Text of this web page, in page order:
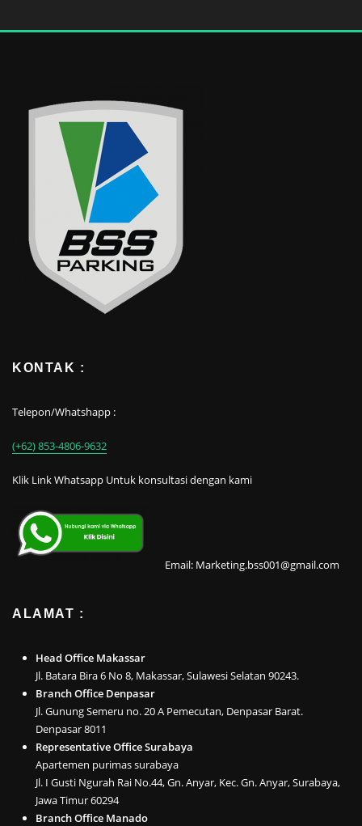
KONTAK :
Telepon/Whatshapp :
(+62) 853-4806-9632
Klik Link Whatsapp Untuk konsultasi dengan kami
Email: Marketing.bss001@gmail.com
ALAMAT :
Head Office Makassar
Jl. Batara Bira 6 No 8, Makassar, Sulawesi Selatan 90243.
Branch Office Denpasar
Jl. Gunung Semeru no. 20 A Pemecutan, Denpasar Barat.
Denpasar 8011
Representative Office Surabaya
Apartemen purimas surabaya
Jl. I Gusti Ngurah Rai No.44, Gn. Anyar, Kec. Gn. Anyar, Surabaya,
Jawa Timur 60294
Branch Office Manado